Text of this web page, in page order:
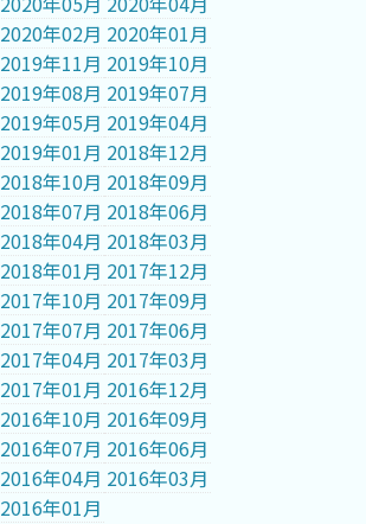
2020年02月 2020年01月
2019年11月 2019年10月
2019年08月 2019年07月
2019年05月 2019年04月
2019年01月 2018年12月
2018年10月 2018年09月
2018年07月 2018年06月
2018年04月 2018年03月
2018年01月 2017年12月
2017年10月 2017年09月
2017年07月 2017年06月
2017年04月 2017年03月
2017年01月 2016年12月
2016年10月 2016年09月
2016年07月 2016年06月
2016年04月 2016年03月
2016年01月